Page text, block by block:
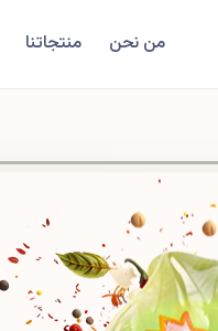
من نحن منتجاتنا